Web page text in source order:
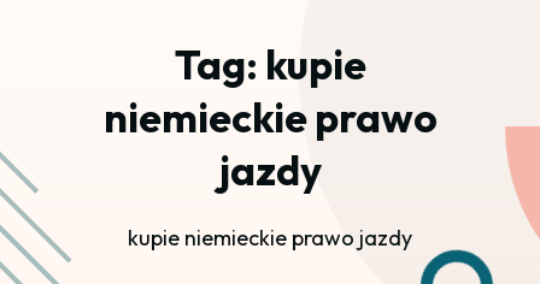
Tag: kupie
niemieckie prawo
jazdy
kupie niemieckie prawo jazdy